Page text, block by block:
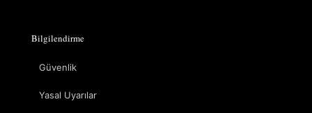
Bilgilendirme
Güvenlik
Yasal Uyarılar